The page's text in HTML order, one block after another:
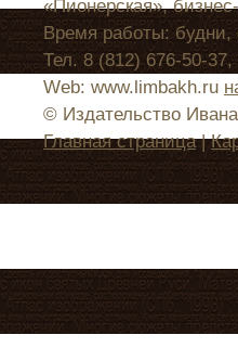
«Пионерская»,
Время работы: будни,
Тел. 8 (812) 676-50-
Web: www.limbakh.ru
© Издательство
Главная страница|